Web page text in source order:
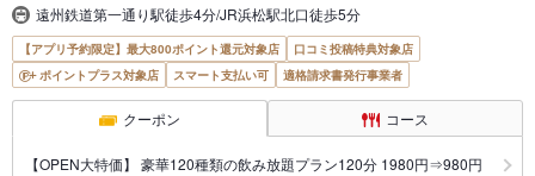
遠州鉄道第一通り駅徒歩4分/JR浜松駅北口徒歩5分
【アプリ予約限定】最大800ポイント還元対象店
口コミ投稿特典対象店
ポイントプラス対象店
スマート支払い可 適格請求書発行事業者
クーポン コース
【OPEN大特価】 豪華120種類の飲み放題プラン120分 1980円⇒980円